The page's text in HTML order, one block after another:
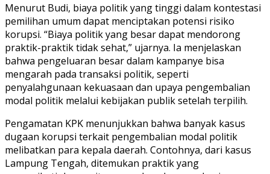
Menurut Budi, biaya politik yang tinggi dalam kontestasi
pemilihan umum dapat menciptakan potensi risiko
korupsi. “Biaya politik yang besar dapat mendorong
praktik-praktik tidak sehat,” ujarnya. Ia menjelaskan
bahwa pengeluaran besar dalam kampanye bisa
mengarah pada transaksi politik, seperti
penyalahgunaan kekuasaan dan upaya pengembalian
modal politik melalui kebijakan publik setelah terpilih.
Pengamatan KPK menunjukkan bahwa banyak kasus
dugaan korupsi terkait pengembalian modal politik
melibatkan para kepala daerah. Contohnya, dari kasus
Lampung Tengah, ditemukan praktik yang